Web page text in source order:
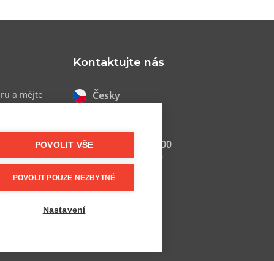
a mějte
Kontaktujte nás
Česky
+420 607 800 100
Po-Pá 9:00–17:00
info@postel.cz
POVOLIT VŠE
POVOLIT POUZE NEZBYTNÉ
Nastavení